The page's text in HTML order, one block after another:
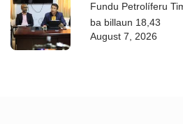
Fundu Petrolíferu
ba billaun 18,43
August 7, 2026